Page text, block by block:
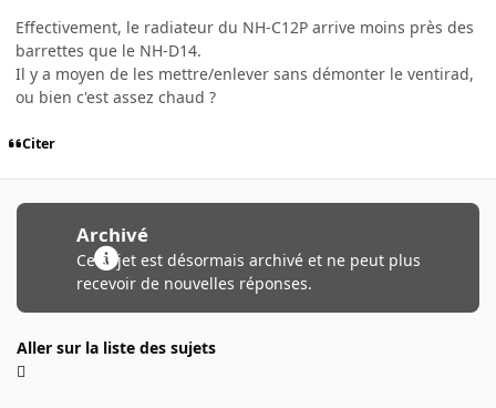
Effectivement, le radiateur du NH-C12P arrive moins près des
barrettes que le NH-D14.
Il y a moyen de les mettre/enlever sans démonter le ventirad,
ou bien c'est assez chaud ?
Citer
Archivé
Ce sujet est désormais archivé et ne peut plus
recevoir de nouvelles réponses.
Aller sur la liste des sujets